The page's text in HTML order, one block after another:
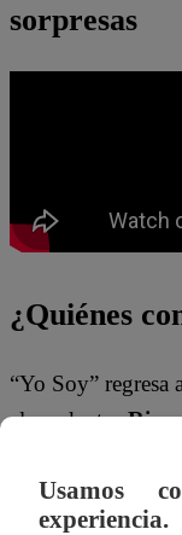
sorpresas
¿Quiénes
“Yo Soy”
el productor
Además,
Usamos
experiencia.